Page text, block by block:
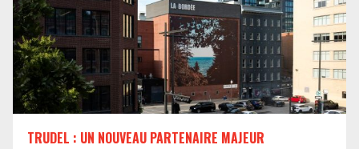
TRUDEL : UN NOUVEAU PARTENAIRE MAJEUR